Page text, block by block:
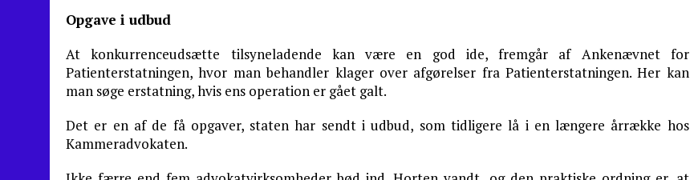
Opgave i udbud
At konkurrenceudsætte tilsyneladende kan være en god ide, fremgår af Ankenævnet for
Patienterstatningen, hvor man behandler klager over afgørelser fra Patienterstatningen. Her kan
man søge erstatning, hvis ens operation er gået galt.
Det er en af de få opgaver, staten har sendt i udbud, som tidligere lå i en længere årrække hos
Kammeradvokaten.